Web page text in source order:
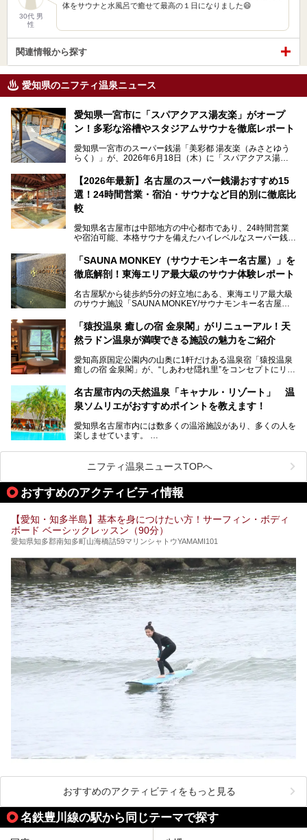
30代 男
性
体をサウナと水風呂で癒せて最高の１日になりました😄
関連情報から探す
愛知県のニフティ温泉ニュース
愛知県一宮市に「スパアクアス湯友楽」がオープ
ン！多彩な浴槽やスタジアムサウナを徹底レポート
愛知県一宮市のスーパー銭湯「美彩都 湯友楽（みさとゆう
らく）」が、2026年6月18日（木）に「スパアクアス湯友
この地で30年にわたり愛され続けてきた施設だからこそ、
地元住民をはじめオープンを待ちわびている人も多いのでは
ないでしょうか。
老朽化した設備の補修を機に、2年前からじっくり構想を練
ってきたというだけあって、館内の充実度は想像以上。
以前の4倍に拡張したという露天エリアや10の浴槽、40人収
容の巨大なスタジアムサウナに、岩盤浴やリラクゼーション
までまるごと楽しめる施設に生まれ変わりました。
今回は、全面リニューアルして新しくなった「スパアクアス
【2026年最新】名古屋のスーパー銭湯おすすめ15
選！24時間営業・宿泊・サウナなど目的別に徹底比
較
愛知県名古屋市は中部地方の中心都市であり、24時間営業
や宿泊可能、本格サウナを備えたハイレベルなスーパー銭湯
そのため、「日々の仕事の疲れを心身ともにリセットした
い」「休日に時間を忘れて1日中ダラダラ過ごしたい」「コ
くある点が魅力です！
お好みの温泉施設を見つけて楽しんでくださいね。
「SAUNA MONKEY（サウナモンキー名古屋）」を
徹底解剖！東海エリア最大級のサウナ体験レポート
名古屋駅から徒歩約5分の好立地にある、東海エリア最大級
のサウナ施設「SAUNA MONKEY/サウナモンキー名古屋」
「名古屋駅周辺ってサウナが少ないよね」という声をよく耳
にするだけあり、アクセスの良さにも胸が高鳴ります。
今回は普段は男性専用となっているパブリックサウナが、女
さっそく取材してきました！
「猿投温泉 癒しの宿 金泉閣」がリニューアル！天
然ラドン温泉が満喫できる施設の魅力をご紹介
愛知高原国定公園内の山奥に1軒だけある温泉宿「猿投温泉
癒しの宿 金泉閣」が、“しあわせ隠れ里”をコンセプトにリニ
天然ラドン温泉が堪能できるお風呂や、新設・改装された客
室、地元の食材と温泉水で作られたお料理……。
ご紹介します。
名古屋市内の天然温泉「キャナル・リゾート」 温
泉ソムリエがおすすめポイントを教えます！
愛知県名古屋市内には数多くの温浴施設があり、多くの人を
楽しませています。
ムリエの目線で紹介していきます！
名古屋市内にはスーパー銭湯や日帰り温泉が多く、「どこに
行こうかな？」と悩んでしまう方も多いと思います。
ぜひこの記事を参考にして「キャナル・リゾート」に出かけ
てみるのはいかがでしょうか？
ニフティ温泉ニュースTOPへ
おすすめのアクティビティ情報
【愛知・知多半島】基本を身につけたい方！サーフィン・ボディ
ボード ベーシックレッスン（90分）
愛知県知多郡南知多町山海橋詰59マリンシャトウYAMAMI101
おすすめのアクティビティをもっと見る
名鉄豊川線の駅から同じテーマで探す